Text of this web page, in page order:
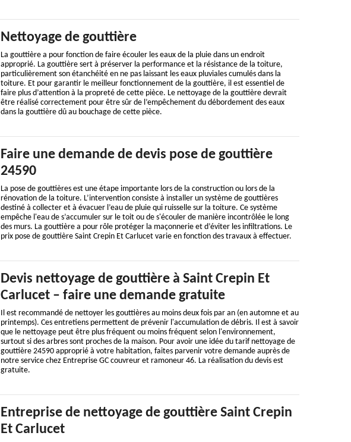
Nettoyage de gouttière
La gouttière a pour fonction de faire écouler les eaux de la pluie dans un endroit
approprié. La gouttière sert à préserver la performance et la résistance de la toiture,
particulièrement son étanchéité en ne pas laissant les eaux pluviales cumulés dans la
toiture. Et pour garantir le meilleur fonctionnement de la gouttière, il est essentiel de
faire plus d’attention à la propreté de cette pièce. Le nettoyage de la gouttière devrait
être réalisé correctement pour être sûr de l’empêchement du débordement des eaux
dans la gouttière dû au bouchage de cette pièce.
Faire une demande de devis pose de gouttière
24590
La pose de gouttières est une étape importante lors de la construction ou lors de la
rénovation de la toiture. L’intervention consiste à installer un système de gouttières
destiné à collecter et à évacuer l’eau de pluie qui ruisselle sur la toiture. Ce système
empêche l'eau de s’accumuler sur le toit ou de s'écouler de manière incontrôlée le long
des murs. La gouttière a pour rôle protéger la maçonnerie et d’éviter les infiltrations. Le
prix pose de gouttière Saint Crepin Et Carlucet varie en fonction des travaux à effectuer.
Devis nettoyage de gouttière à Saint Crepin Et
Carlucet – faire une demande gratuite
Il est recommandé de nettoyer les gouttières au moins deux fois par an (en automne et au
printemps). Ces entretiens permettent de prévenir l'accumulation de débris. Il est à savoir
que le nettoyage peut être plus fréquent ou moins fréquent selon l'environnement,
surtout si des arbres sont proches de la maison. Pour avoir une idée du tarif nettoyage de
gouttière 24590 approprié à votre habitation, faites parvenir votre demande auprès de
notre service chez Entreprise GC couvreur et ramoneur 46. La réalisation du devis est
gratuite.
Entreprise de nettoyage de gouttière Saint Crepin
Et Carlucet